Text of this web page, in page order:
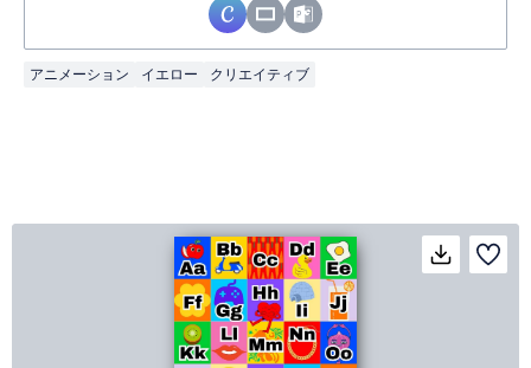
アニメーション イエロー クリエイティブ